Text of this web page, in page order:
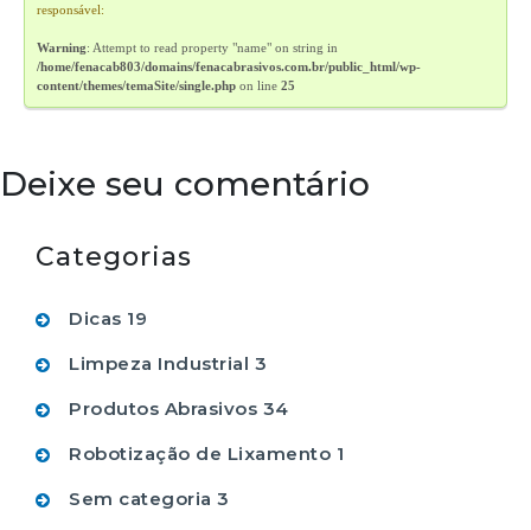
responsável:
Warning: Attempt to read property "name" on string in
/home/fenacab803/domains/fenacabrasivos.com.br/public_html/wp-
content/themes/temaSite/single.php on line 25
Deixe seu comentário
Categorias
Dicas 19
Limpeza Industrial 3
Produtos Abrasivos 34
Robotização de Lixamento 1
Sem categoria 3